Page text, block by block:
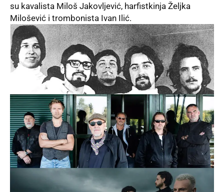
su kavalista Miloš Jakovljević, harfistkinja Željka
Milošević i trombonista Ivan Ilić.